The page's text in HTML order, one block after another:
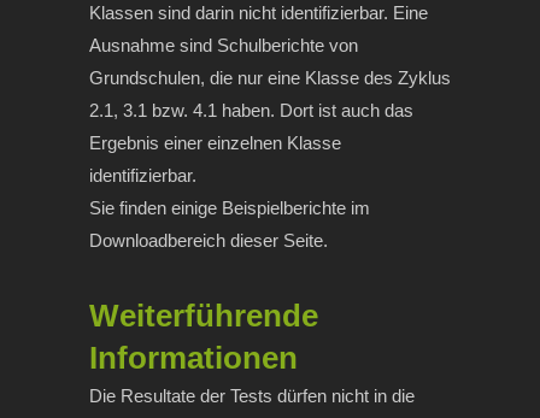
Klassen sind darin nicht identifizierbar. Eine
Ausnahme sind Schulberichte von
Grundschulen, die nur eine Klasse des Zyklus
2.1, 3.1 bzw. 4.1 haben. Dort ist auch das
Ergebnis einer einzelnen Klasse
identifizierbar.
Sie finden einige Beispielberichte im
Downloadbereich dieser Seite.
Weiterführende
Informationen
Die Resultate der Tests dürfen nicht in die